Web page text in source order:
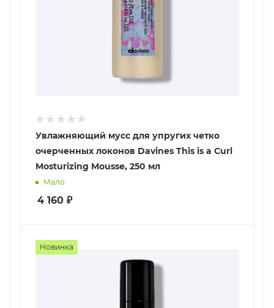
Увлажняющий мусс для упругих четко
очерченных локонов Davines This is a Curl
Mosturizing Mousse, 250 мл
Мало
4 160 ₽
Новинка